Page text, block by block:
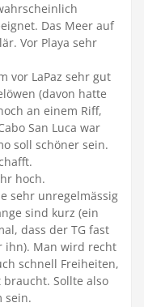
Das Meer auf
Vor Playa sehr
vor LaPaz sehr gut
(davon hatte
an einem Riff,
San Luca war
soll schöner sein.
hoch.
sehr unregelmässig
sind kurz (ein
dass der TG fast
ihn). Man wird recht
schnell Freiheiten,
Sollte also
sein.